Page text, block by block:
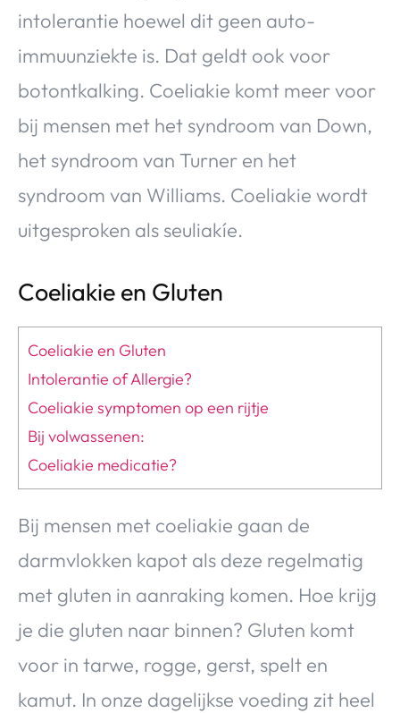
intolerantie hoewel dit geen auto-
immuunziekte is. Dat geldt ook voor
botontkalking. Coeliakie komt meer voor
bij mensen met het syndroom van Down,
het syndroom van Turner en het
syndroom van Williams. Coeliakie wordt
uitgesproken als seuliakíe.
Coeliakie en Gluten
Coeliakie en Gluten
Intolerantie of Allergie?
Coeliakie symptomen op een rijtje
Bij volwassenen:
Coeliakie medicatie?
Bij mensen met coeliakie gaan de
darmvlokken kapot als deze regelmatig
met gluten in aanraking komen. Hoe krijg
je die gluten naar binnen? Gluten komt
voor in tarwe, rogge, gerst, spelt en
kamut. In onze dagelijkse voeding zit heel